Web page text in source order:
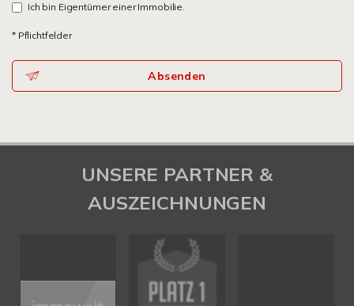
Ich bin Eigentümer einer Immobilie.
* Pflichtfelder
Absenden
UNSERE PARTNER &
AUSZEICHNUNGEN